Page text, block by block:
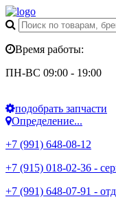
Время работы:
ПН-ВС 09:00 - 19:00
подобрать запчасти
Определение...
+7 (991) 648-08-12
+7 (915) 018-02-36 -
+7 (991) 648-07-91 -